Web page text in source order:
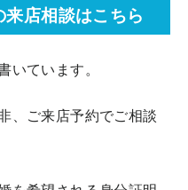
店相談はこちら
いています。
、ご来店予約でご相談